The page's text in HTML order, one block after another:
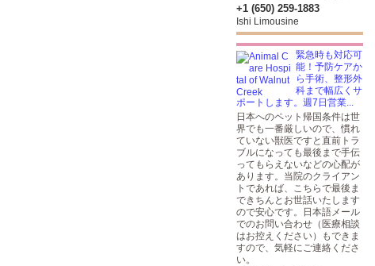
+1 (650) 259-1883
Ishi Limousine
緊急時も対応可
能！予防ケアか
ら手術、整形外
科まで幅広くサ
ポートします。週7日営業...
日本へのペット帰国条件は世
界でも一番厳しいので、慣れ
ていない獣医ですと直前トラ
ブルになっても最後まで手伝
ってもらえないなどの心配が
あります。当院のクライアン
トであれば、こちらで最後ま
できちんとお世話いたします
ので安心です。日本語メール
でのお問い合わせ（医療相談
はお控えください）もできま
すので、気軽にご連絡くださ
い。